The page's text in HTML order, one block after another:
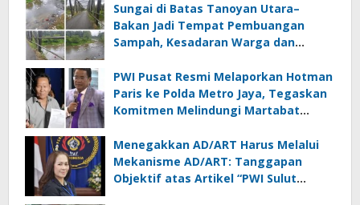
Sungai di Batas Tanoyan Utara–
Bakan Jadi Tempat Pembuangan
Sampah, Kesadaran Warga dan
PWI Pusat Resmi Melaporkan Hotman
Paris ke Polda Metro Jaya, Tegaskan
Komitmen Melindungi Martabat
Menegakkan AD/ART Harus Melalui
Mekanisme AD/ART: Tanggapan
Objektif atas Artikel “PWI Sulut